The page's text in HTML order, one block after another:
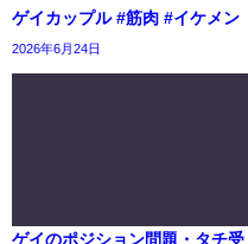
ゲイカップル #筋肉 #イケメン
2026年6月24日
ゲイのポジション問題・タチ受